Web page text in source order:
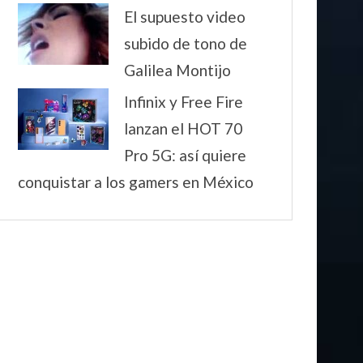
El supuesto video
subido de tono de
Galilea Montijo
Infinix y Free Fire
lanzan el HOT 70
Pro 5G: así quiere
conquistar a los gamers en México